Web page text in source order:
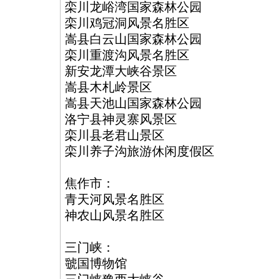
栾川龙峪湾国家森林公园
栾川鸡冠洞风景名胜区
嵩县白云山国家森林公园
栾川重渡沟风景名胜区
新安龙潭大峡谷景区
嵩县木札岭景区
嵩县天池山国家森林公园
洛宁县神灵寨风景区
栾川县老君山景区
栾川养子沟旅游休闲度假区
焦作市：
青天河风景名胜区
神农山风景名胜区
三门峡：
虢国博物馆